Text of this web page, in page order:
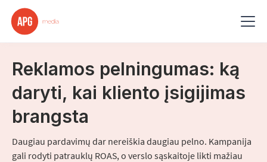
Straipsnis
Reklamos pelningumas: ką
daryti, kai kliento įsigijimas
brangsta
Daugiau pardavimų dar nereiškia daugiau pelno. Kampanija
gali rodyti patrauklų ROAS, o verslo sąskaitoje likti mažiau